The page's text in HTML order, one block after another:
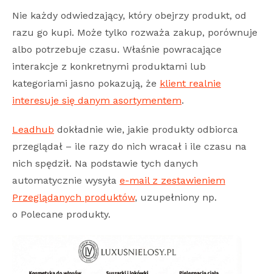
Nie każdy odwiedzający, który obejrzy produkt, od
razu go kupi. Może tylko rozważa zakup, porównuje
albo potrzebuje czasu. Właśnie powracające
interakcje z konkretnymi produktami lub
kategoriami jasno pokazują, że klient realnie
interesuje się danym asortymentem.
Leadhub dokładnie wie, jakie produkty odbiorca
przeglądał – ile razy do nich wracał i ile czasu na
nich spędził. Na podstawie tych danych
automatycznie wysyła e-mail z zestawieniem
Przeglądanych produktów, uzupełniony np.
o Polecane produkty.